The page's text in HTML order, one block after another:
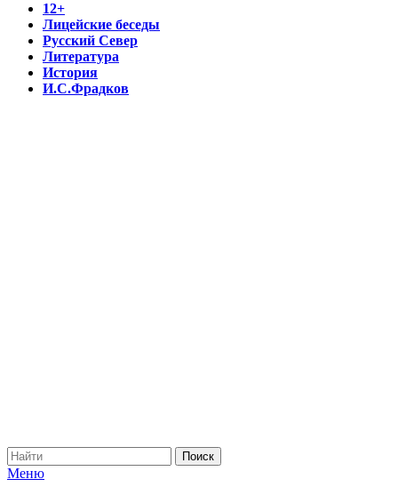
12+
Лицейские беседы
Русский Север
Литература
История
И.С.Фрадков
Меню